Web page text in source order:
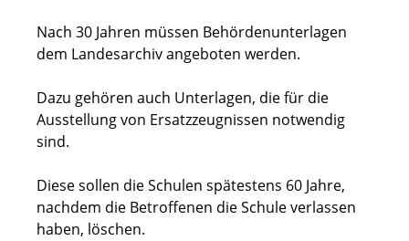
Nach 30 Jahren müssen Behördenunterlagen
dem Landesarchiv angeboten werden.
Dazu gehören auch Unterlagen, die für die
Ausstellung von Ersatzzeugnissen notwendig
sind.
Diese sollen die Schulen spätestens 60 Jahre,
nachdem die Betroffenen die Schule verlassen
haben, löschen.